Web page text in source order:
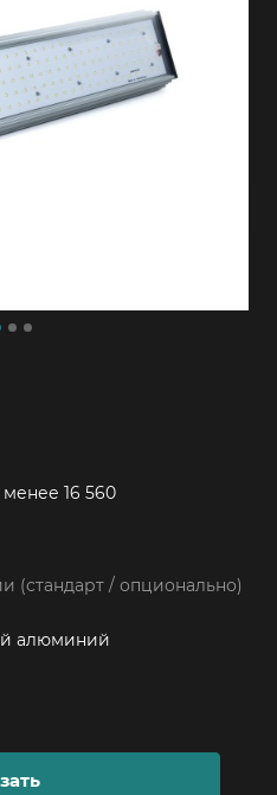
менее 16 560
(стандарт / опционально)
алюминий